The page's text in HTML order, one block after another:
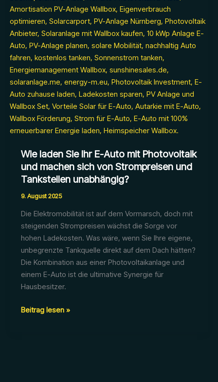
Wie laden Sie Ihr E-Auto mit Photovoltaik
und machen sich von Strompreisen und
Tankstellen unabhängig?
9. August 2025
Die Elektromobilität ist auf dem Vormarsch, doch mit
steigenden Strompreisen wächst die Sorge vor
hohen Ladekosten. Was wäre, wenn Sie Ihre eigene,
unbegrenzte Tankquelle direkt auf dem Dach hätten?
Die Kombination aus einer Photovoltaikanlage und
einem E-Auto ist die ultimative Synergie für
Hausbesitzer.
Wie
Beitrag lesen »